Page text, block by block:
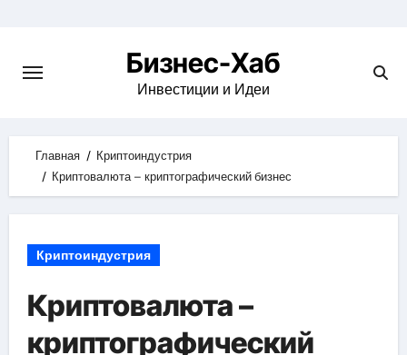
content
Бизнес-Хаб
Инвестиции и Идеи
Главная
Криптоиндустрия
Криптовалюта – криптографический бизнес
Криптоиндустрия
Криптовалюта –
криптографический